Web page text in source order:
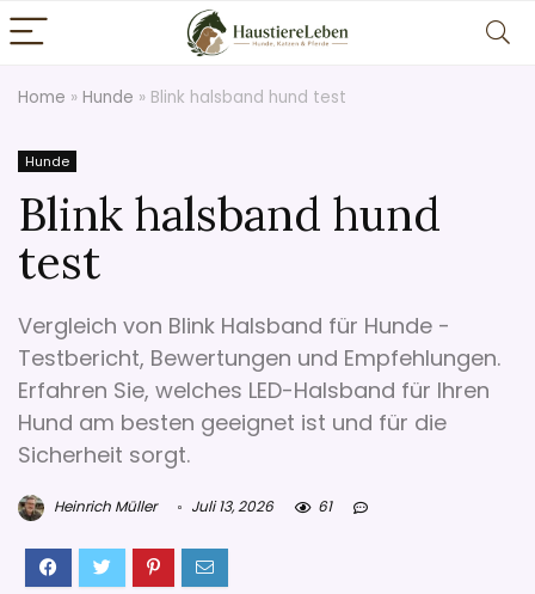
Home » Hunde » Blink halsband hund test
Hunde
Blink halsband hund
test
Vergleich von Blink Halsband für Hunde -
Testbericht, Bewertungen und Empfehlungen.
Erfahren Sie, welches LED-Halsband für Ihren
Hund am besten geeignet ist und für die
Sicherheit sorgt.
Heinrich Müller Juli 13, 2026 61